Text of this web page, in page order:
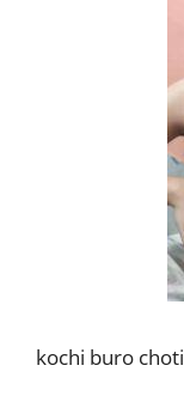
kochi buro choti